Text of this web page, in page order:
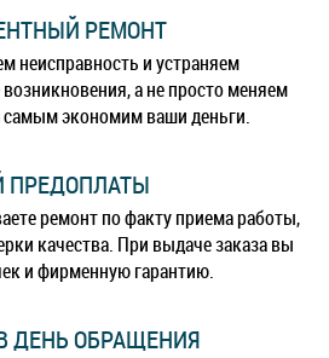
РЕМОНТ
неисправность и устраняем
а не просто меняем
самым экономим ваши деньги.
ПРЕДОПЛАТЫ
ремонт по факту приема работы,
качества. При выдаче заказа вы
и фирменную гарантию.
ДЕНЬ ОБРАЩЕНИЯ